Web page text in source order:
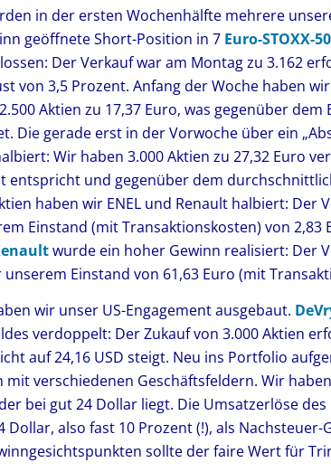
in der ersten Wochenhälfte mehrere
geöffnete Short-Position in 7 Euro-STOXX-
Der Verkauf war am Montag zu 3.162
von 3,5 Prozent. Anfang der Woche haben
Aktien zu 17,37 Euro, was gegenüber dem
Die gerade erst in der Vorwoche über ein
Wir haben 3.000 Aktien zu 27,32 Euro
entspricht und gegenüber dem
haben wir ENEL und Renault halbiert: Der
Einstand (mit Transaktionskosten) von 2,83
wurde ein hoher Gewinn realisiert: Der
Einstand von 61,63 Euro (mit
wir unser US-Engagement ausgebaut.
verdoppelt: Der Zukauf von 3.000 Aktien
auf 24,16 USD steigt. Neu ins Portfolio
mit verschiedenen Geschäftsfeldern. Wir
bei gut 24 Dollar liegt. Die Umsatzerlöse
also fast 10 Prozent (!), als
sollte der faire Wert für